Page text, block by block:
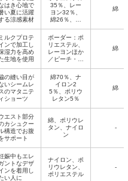
はき心地で
い夏に活躍
る涼感素材
35％、レー
ヨン32％、
綿26％、ポ
7％
綿
ミルクプロテ
ンで加工し
湿力を高め
生地を使用
ボーダー：ポ
リエステル、
レーヨンほか
／ピーチ・ス
ラ・ブルーベ
リー：レーヨ
ン、綿ほか
綿
の縫い目が
いシームレ
のマタニテ
ィショーツ
綿70％、ナ
イロン2
5％、ポリウ
レタン5％
綿
エスト部分
カシュクー
構造でお腹
サポート
綿、ポリウレ
タン、ナイロ
ン
-
娠中もエレ
ントなデザ
ンを着用し
い人に
ナイロン、ポ
リウレタン、
ポリエステル
-